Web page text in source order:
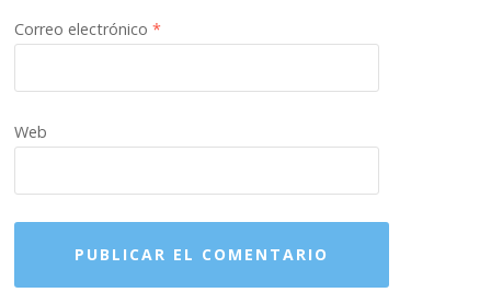
Correo electrónico*
Web